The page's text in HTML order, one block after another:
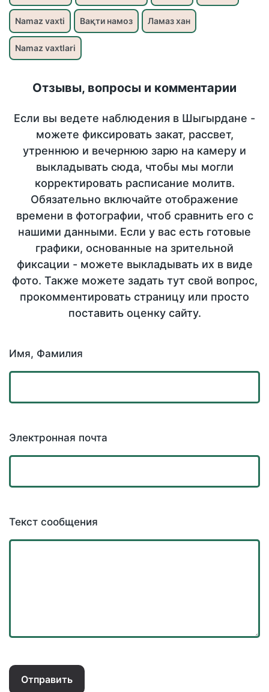
Namaz vaxti Вақти намоз Ламаз хан
Namaz vaxtlari
Отзывы, вопросы и комментарии
Если вы ведете наблюдения в Шыгырдане -
можете фиксировать закат, рассвет,
утреннюю и вечернюю зарю на камеру и
выкладывать сюда, чтобы мы могли
корректировать расписание молитв.
Обязательно включайте отображение
времени в фотографии, чтоб сравнить его с
нашими данными. Если у вас есть готовые
графики, основанные на зрительной
фиксации - можете выкладывать их в виде
фото. Также можете задать тут свой вопрос,
прокомментировать страницу или просто
поставить оценку сайту.
Имя, Фамилия
Электронная почта
Текст сообщения
Отправить